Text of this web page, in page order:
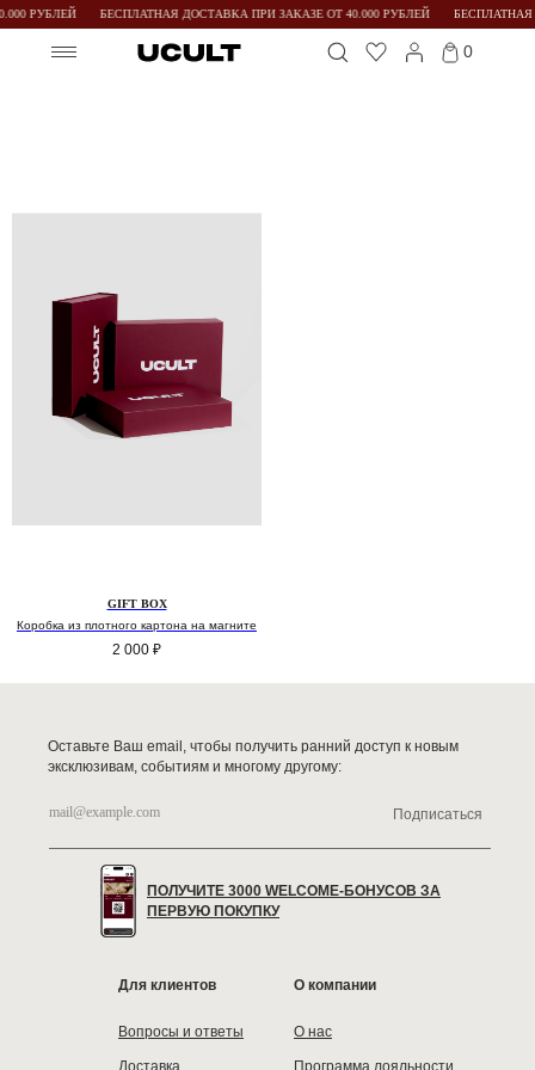
РУБЛЕЙ БЕСПЛАТНАЯ ДОСТАВКА ПРИ ЗАКАЗЕ ОТ 40.000 РУБЛЕЙ БЕСПЛАТНАЯ
0
GIFT BOX
Коробка из плотного картона на магните
2 000 ₽
Для клиентов
Вопросы и ответы
Доставка
ПОЛУЧИТЕ 3000 WELCOME-БОНУСОВ ЗА
ПЕРВУЮ ПОКУПКУ
О компании
О нас
Программа лояльности
Оставьте Ваш email, чтобы получить ранний доступ к новым
эксклюзивам, событиям и многому другому:
Подписаться